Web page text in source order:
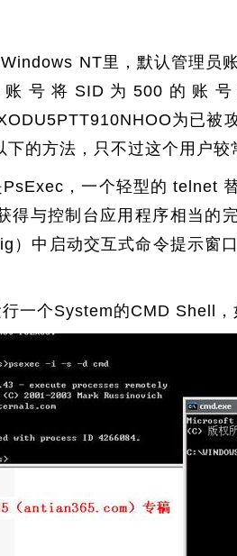
NT里，默认管理员
号将SID为500的账
为已被
的方法，只不过这个用户较
，一个轻型的 telnet
得与控制台应用程序相当的
）中启动交互式命令提示窗
一个System的CMD Shell，